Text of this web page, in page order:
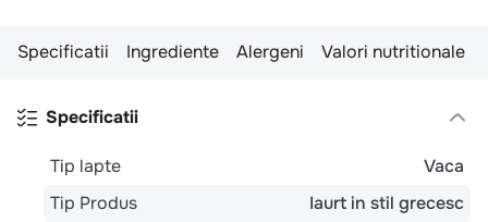
Specificatii Ingrediente Alergeni Valori nutritionale
Specificatii
Tip lapte
Vaca
Tip Produs
Iaurt in stil grecesc